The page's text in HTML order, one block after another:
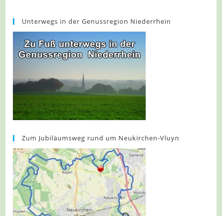
Unterwegs in der Genussregion Niederrhein
Zum Jubiläumsweg rund um Neukirchen-Vluyn